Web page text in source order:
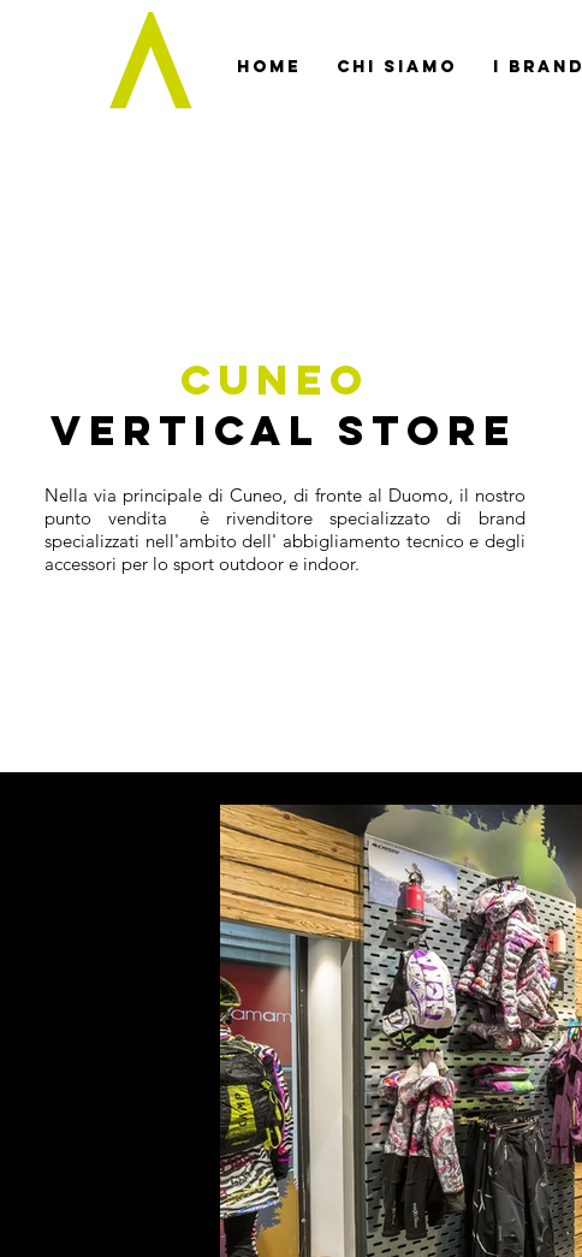
Home Chi siamo I Brand
cuneo
Vertical store
Nella via principale di Cuneo, di fronte al Duomo, il nostro
punto vendita è rivenditore specializzato di brand
specializzati nell'ambito dell' abbigliamento tecnico e degli
accessori per lo sport outdoor e indoor.